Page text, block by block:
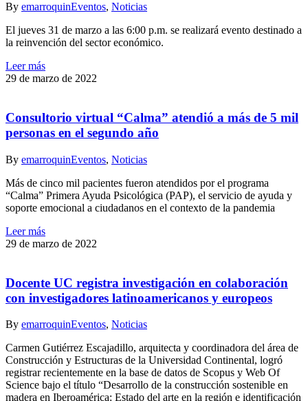
By emarroquinEventos, Noticias
El jueves 31 de marzo a las 6:00 p.m. se realizará evento destinado a
la reinvención del sector económico.
Leer más
29 de marzo de 2022
Consultorio virtual “Calma” atendió a más de 5 mil
personas en el segundo año
By emarroquinEventos, Noticias
Más de cinco mil pacientes fueron atendidos por el programa
“Calma” Primera Ayuda Psicológica (PAP), el servicio de ayuda y
soporte emocional a ciudadanos en el contexto de la pandemia
Leer más
29 de marzo de 2022
Docente UC registra investigación en colaboración
con investigadores latinoamericanos y europeos
By emarroquinEventos, Noticias
Carmen Gutiérrez Escajadillo, arquitecta y coordinadora del área de
Construcción y Estructuras de la Universidad Continental, logró
registrar recientemente en la base de datos de Scopus y Web Of
Science bajo el título “Desarrollo de la construcción sostenible en
madera en Iberoamérica: Estado del arte en la región e identificación